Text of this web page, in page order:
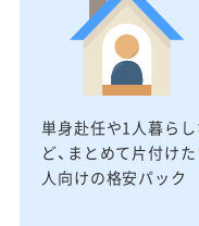
単身赴任や1人暮らし
ど、まとめて片付け
人向けの格安パック